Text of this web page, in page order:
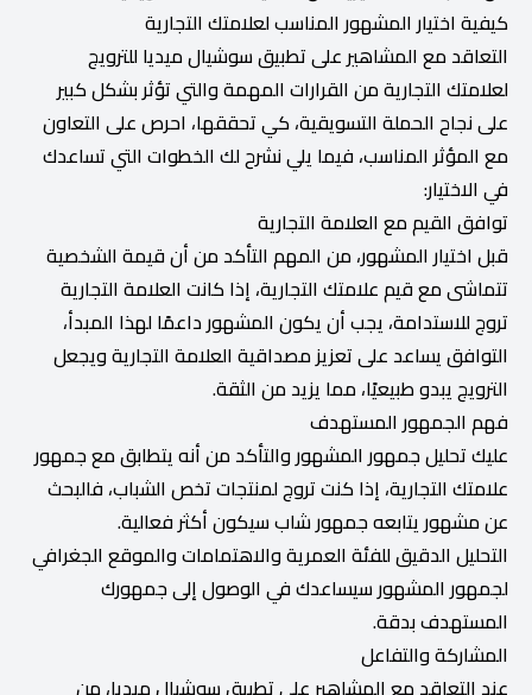
كيفية اختيار المشهور المناسب لعلامتك التجارية
التعاقد مع المشاهير على تطبيق سوشيال ميديا للترويج
لعلامتك التجارية من القرارات المهمة والتي تؤثر بشكل كبير
على نجاح الحملة التسويقية، كي تحققها، احرص على التعاون
مع المؤثر المناسب، فيما يلي نشرح لك الخطوات التي تساعدك
في الاختيار:
توافق القيم مع العلامة التجارية
قبل اختيار المشهور، من المهم التأكد من أن قيمة الشخصية
تتماشى مع قيم علامتك التجارية، إذا كانت العلامة التجارية
تروج للاستدامة، يجب أن يكون المشهور داعمًا لهذا المبدأ،
التوافق يساعد على تعزيز مصداقية العلامة التجارية ويجعل
الترويج يبدو طبيعيًا، مما يزيد من الثقة.
فهم الجمهور المستهدف
عليك تحليل جمهور المشهور والتأكد من أنه يتطابق مع جمهور
علامتك التجارية، إذا كنت تروج لمنتجات تخص الشباب، فالبحث
عن مشهور يتابعه جمهور شاب سيكون أكثر فعالية.
التحليل الدقيق للفئة العمرية والاهتمامات والموقع الجغرافي
لجمهور المشهور سيساعدك في الوصول إلى جمهورك
المستهدف بدقة.
المشاركة والتفاعل
عند التعاقد مع المشاهير على تطبيق سوشيال ميديا، من